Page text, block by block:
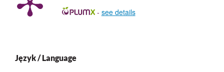
- see details
Język / Language